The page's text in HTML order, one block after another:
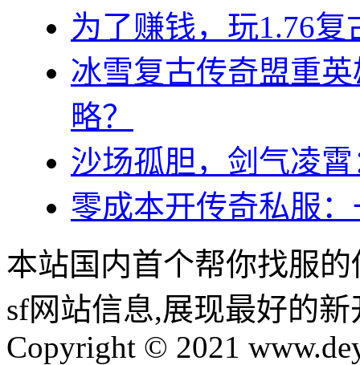
为了赚钱，玩1.76
冰雪复古传奇盟重
略？
沙场孤胆，剑气凌
零成本开传奇私服
本站国内首个帮你找服
sf网站信息,展现最好的
Copyright © 2021